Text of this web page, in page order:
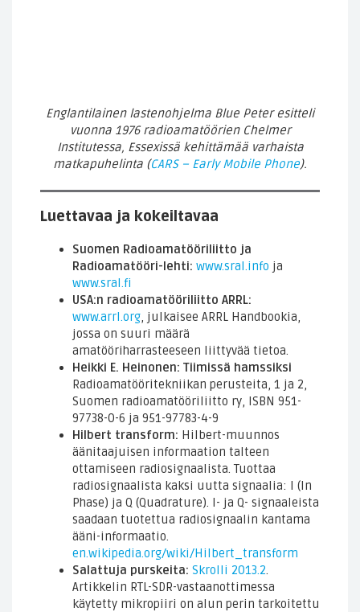
Englantilainen lastenohjelma Blue Peter esitteli
vuonna 1976 radioamatöörien Chelmer
Institutessa, Essexissä kehittämää varhaista
matkapuhelinta (CARS – Early Mobile Phone).
Luettavaa ja kokeiltavaa
Suomen Radioamatööriliitto ja
Radioamatööri-lehti: www.sral.info ja
www.sral.fi
USA:n radioamatööriliitto ARRL:
www.arrl.org, julkaisee ARRL Handbookia,
jossa on suuri määrä
amatööriharrasteeseen liittyvää tietoa.
Heikki E. Heinonen: Tiimissä hamssiksi
Radioamatööritekniikan perusteita, 1 ja 2,
Suomen radioamatööriliitto ry, ISBN 951-
97738-0-6 ja 951-97783-4-9
Hilbert transform: Hilbert-muunnos
äänitaajuisen informaation talteen
ottamiseen radiosignaalista. Tuottaa
radiosignaalista kaksi uutta signaalia: I (In
Phase) ja Q (Quadrature). I- ja Q- signaaleista
saadaan tuotettua radiosignaalin kantama
ääni-informaatio.
en.wikipedia.org/wiki/Hilbert_transform
Salattuja purskeita: Skrolli 2013.2.
Artikkelin RTL-SDR-vastaanottimessa
käytetty mikropiiri on alun perin tarkoitettu